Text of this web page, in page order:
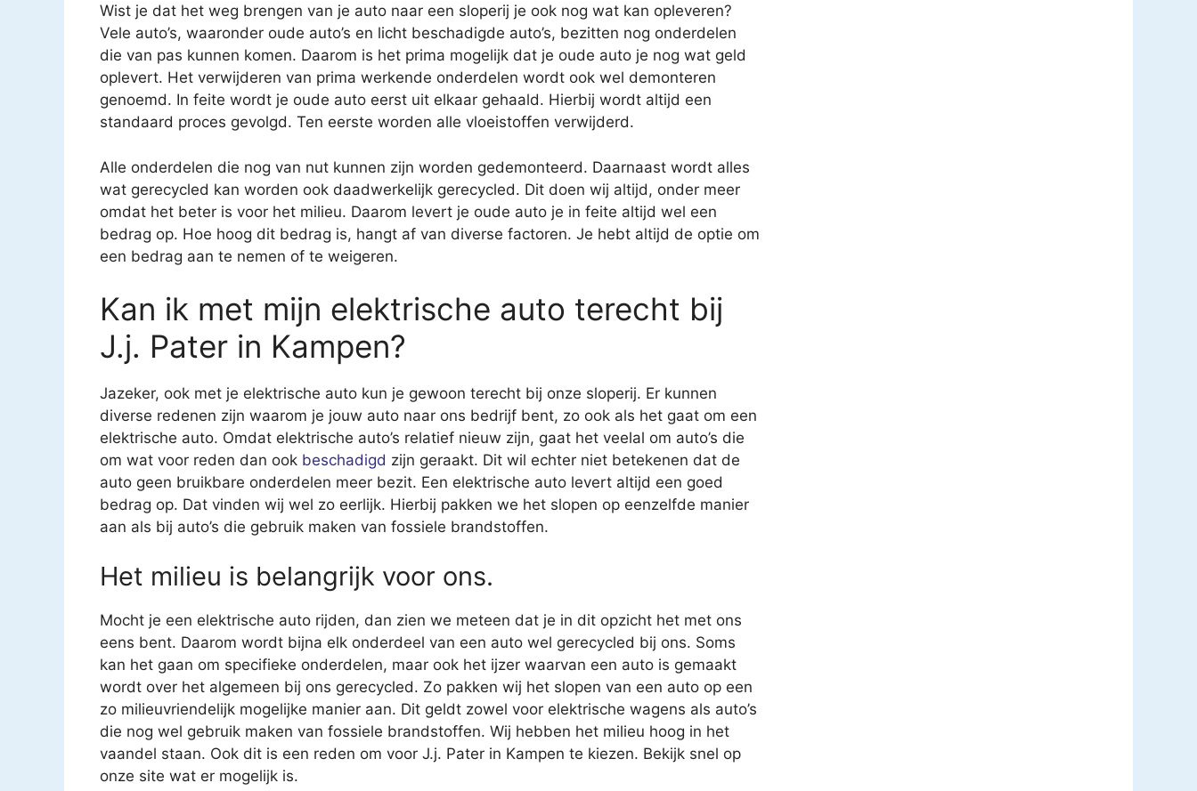
Wist je dat het weg brengen van je auto naar een sloperij je ook nog wat kan opleveren?
Vele auto’s, waaronder oude auto’s en licht beschadigde auto’s, bezitten nog onderdelen
die van pas kunnen komen. Daarom is het prima mogelijk dat je oude auto je nog wat geld
oplevert. Het verwijderen van prima werkende onderdelen wordt ook wel demonteren
genoemd. In feite wordt je oude auto eerst uit elkaar gehaald. Hierbij wordt altijd een
standaard proces gevolgd. Ten eerste worden alle vloeistoffen verwijderd.
Alle onderdelen die nog van nut kunnen zijn worden gedemonteerd. Daarnaast wordt alles
wat gerecycled kan worden ook daadwerkelijk gerecycled. Dit doen wij altijd, onder meer
omdat het beter is voor het milieu. Daarom levert je oude auto je in feite altijd wel een
bedrag op. Hoe hoog dit bedrag is, hangt af van diverse factoren. Je hebt altijd de optie om
een bedrag aan te nemen of te weigeren.
Kan ik met mijn elektrische auto terecht bij
J.j. Pater in Kampen?
Jazeker, ook met je elektrische auto kun je gewoon terecht bij onze sloperij. Er kunnen
diverse redenen zijn waarom je jouw auto naar ons bedrijf bent, zo ook als het gaat om een
elektrische auto. Omdat elektrische auto’s relatief nieuw zijn, gaat het veelal om auto’s die
om wat voor reden dan ook beschadigd zijn geraakt. Dit wil echter niet betekenen dat de
auto geen bruikbare onderdelen meer bezit. Een elektrische auto levert altijd een goed
bedrag op. Dat vinden wij wel zo eerlijk. Hierbij pakken we het slopen op eenzelfde manier
aan als bij auto’s die gebruik maken van fossiele brandstoffen.
Het milieu is belangrijk voor ons.
Mocht je een elektrische auto rijden, dan zien we meteen dat je in dit opzicht het met ons
eens bent. Daarom wordt bijna elk onderdeel van een auto wel gerecycled bij ons. Soms
kan het gaan om specifieke onderdelen, maar ook het ijzer waarvan een auto is gemaakt
wordt over het algemeen bij ons gerecycled. Zo pakken wij het slopen van een auto op een
zo milieuvriendelijk mogelijke manier aan. Dit geldt zowel voor elektrische wagens als auto’s
die nog wel gebruik maken van fossiele brandstoffen. Wij hebben het milieu hoog in het
vaandel staan. Ook dit is een reden om voor J.j. Pater in Kampen te kiezen. Bekijk snel op
onze site wat er mogelijk is.